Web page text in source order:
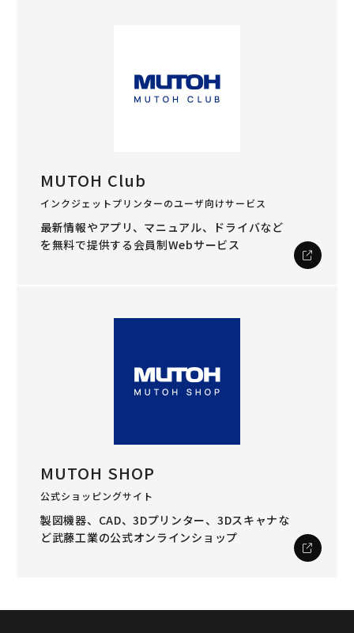
MUTOH Club
インクジェットプリンターのユーザ向けサービス
最新情報やアプリ、マニュアル、ドライバなど
を無料で提供する会員制Webサービス
MUTOH SHOP
公式ショッピングサイト
製図機器、CAD、3Dプリンター、3Dスキャナな
ど武藤工業の公式オンラインショップ